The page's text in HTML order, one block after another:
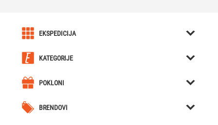
EKSPEDICIJA
Karijera u Ekspediciji
Uslovi kupovine
Celokupna ponuda
KATEGORIJE
Kutije za Satove / Nakit
Hjumidori / Breneri / Piksle / Sekači za tompuse
POKLONI
Poklon za dečka
BRENDOVI